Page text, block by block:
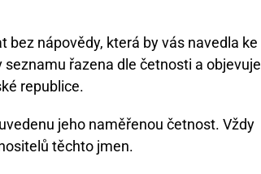
nápovědy, která by vás navedla ke
řazena dle četnosti a objevuje
republice.
jeho naměřenou četnost. Vždy
těchto jmen.